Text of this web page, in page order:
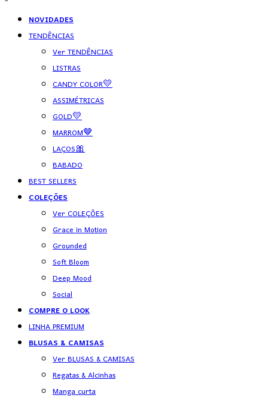
NOVIDADES
TENDÊNCIAS
Ver TENDÊNCIAS
LISTRAS
CANDY COLOR💛
ASSIMÉTRICAS
GOLD💛
MARROM🤎
LAÇOS🎀
BABADO
BEST SELLERS
COLEÇÕES
Ver COLEÇÕES
Grace in Motion
Grounded
Soft Bloom
Deep Mood
Social
COMPRE O LOOK
LINHA PREMIUM
BLUSAS & CAMISAS
Ver BLUSAS & CAMISAS
Regatas & Alcinhas
Manga curta